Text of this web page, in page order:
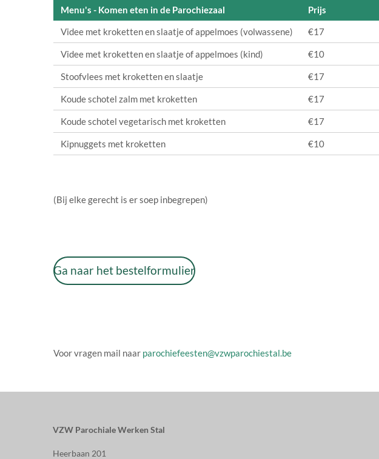
Menu's - Komen eten in de Parochiezaal
Prijs
Videe met kroketten en slaatje of appelmoes (volwassene)
€17
Videe met kroketten en slaatje of appelmoes (kind) €10
Stoofvlees met kroketten en slaatje €17
Koude schotel zalm met kroketten €17
Koude schotel vegetarisch met kroketten €17
Kipnuggets met kroketten €10
(Bij elke gerecht is er soep inbegrepen)
Ga naar het bestelformulier
Voor vragen mail naar parochiefeesten@vzwparochiestal.be
VZW Parochiale Werken Stal
Heerbaan 201